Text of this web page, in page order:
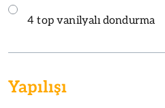
4 top vanilyalı dondurma
Yapılışı